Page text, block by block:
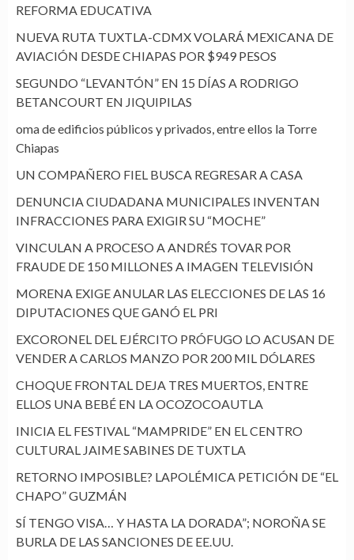
REFORMA EDUCATIVA
NUEVA RUTA TUXTLA-CDMX VOLARÁ MEXICANA DE
AVIACIÓN DESDE CHIAPAS POR $949 PESOS
SEGUNDO “LEVANTÓN” EN 15 DÍAS A RODRIGO
BETANCOURT EN JIQUIPILAS
oma de edificios públicos y privados, entre ellos la Torre
Chiapas
UN COMPAÑERO FIEL BUSCA REGRESAR A CASA
DENUNCIA CIUDADANA MUNICIPALES INVENTAN
INFRACCIONES PARA EXIGIR SU “MOCHE”
VINCULAN A PROCESO A ANDRÉS TOVAR POR
FRAUDE DE 150 MILLONES A IMAGEN TELEVISIÓN
MORENA EXIGE ANULAR LAS ELECCIONES DE LAS 16
DIPUTACIONES QUE GANÓ EL PRI
EXCORONEL DEL EJÉRCITO PRÓFUGO LO ACUSAN DE
VENDER A CARLOS MANZO POR 200 MIL DÓLARES
CHOQUE FRONTAL DEJA TRES MUERTOS, ENTRE
ELLOS UNA BEBÉ EN LA OCOZOCOAUTLA
INICIA EL FESTIVAL “MAMPRIDE” EN EL CENTRO
CULTURAL JAIME SABINES DE TUXTLA
RETORNO IMPOSIBLE? LAPOLÉMICA PETICIÓN DE “EL
CHAPO” GUZMÁN
SÍ TENGO VISA… Y HASTA LA DORADA”; NOROÑA SE
BURLA DE LAS SANCIONES DE EE.UU.